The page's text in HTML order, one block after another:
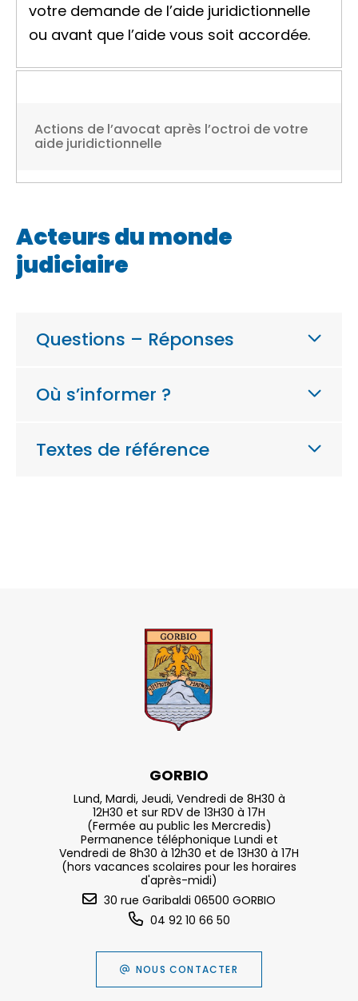
votre demande de l’aide juridictionnelle
ou avant que l’aide vous soit accordée.
Actions de l’avocat après l’octroi de votre
aide juridictionnelle
Acteurs du monde
judiciaire
Questions – Réponses
Où s’informer ?
Textes de référence
GORBIO
Lund, Mardi, Jeudi, Vendredi de 8H30 à
12H30 et sur RDV de 13H30 à 17H
(Fermée au public les Mercredis)
Permanence téléphonique Lundi et
Vendredi de 8h30 à 12h30 et de 13H30 à 17H
(hors vacances scolaires pour les horaires
d'après-midi)
30 rue Garibaldi 06500 GORBIO
04 92 10 66 50
NOUS CONTACTER